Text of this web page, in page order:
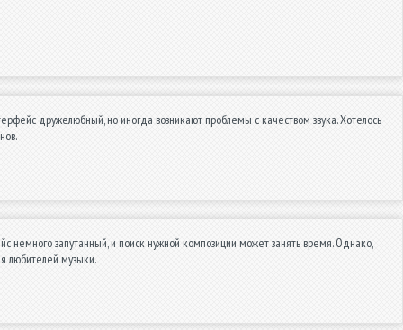
дружелюбный, но иногда возникают проблемы с качеством звука. Хотелось
запутанный, и поиск нужной композиции может занять время. Однако,
любителей музыки.